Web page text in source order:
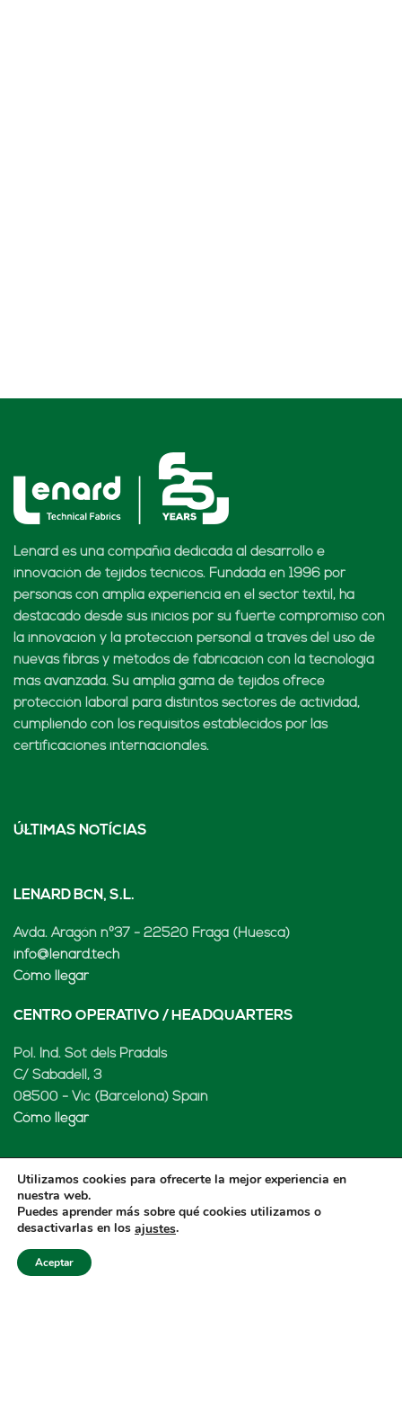
Lenard es una compañía dedicada al desarrollo e
innovación de tejidos técnicos. Fundada en 1996 por
personas con amplia experiencia en el sector textil, ha
destacado desde sus inicios por su fuerte compromiso con
la innovación y la protección personal a través del uso de
nuevas fibras y métodos de fabricación con la tecnología
más avanzada. Su amplia gama de tejidos ofrece
protección laboral para distintos sectores de actividad,
cumpliendo con los requisitos establecidos por las
certificaciones internacionales.
ÚLTIMAS NOTÍCIAS
LENARD BCN, S.L.
Avda. Aragón nº37 - 22520 Fraga (Huesca)
info@lenard.tech
Cómo llegar
CENTRO OPERATIVO / HEADQUARTERS
Pol. Ind. Sot dels Pradals
C/ Sabadell, 3
08500 - Vic (Barcelona) Spain
Cómo llegar
LENARD MX, S de RL de CV
Rio Atoyac 30. Parque Industrial Empresarial
Cuautlancingo
Cuautlancingo, 72730 Puebla (México)
Utilizamos cookies para ofrecerte la mejor experiencia en
nuestra web.
Puedes aprender más sobre qué cookies utilizamos o
desactivarlas en los ajustes.
Aceptar